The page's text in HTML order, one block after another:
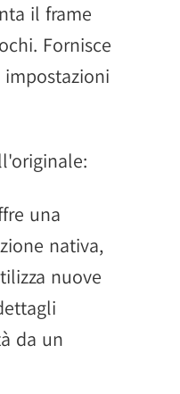
il frame
Fornisce
impostazioni
una
nativa,
nuove
da un